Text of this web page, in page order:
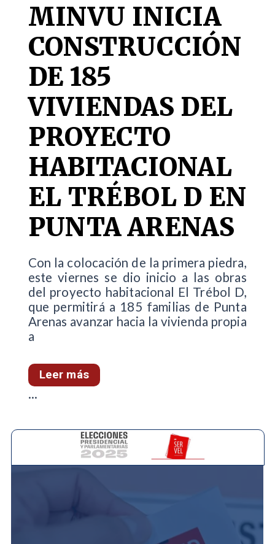
MINVU INICIA
CONSTRUCCIÓN
DE 185
VIVIENDAS DEL
PROYECTO
HABITACIONAL
EL TRÉBOL D EN
PUNTA ARENAS
Con la colocación de la primera piedra,
este viernes se dio inicio a las obras
del proyecto habitacional El Trébol D,
que permitirá a 185 familias de Punta
Arenas avanzar hacia la vivienda propia
a
Leer más
...